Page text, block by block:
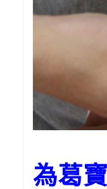
為葛